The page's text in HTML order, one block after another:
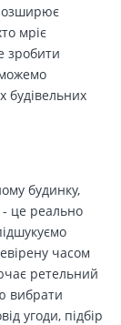
мріє
зробити
будівельних
будинку,
- це реально
часом
ретельний
вибрати
угоди, підбір